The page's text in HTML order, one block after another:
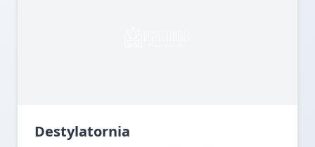
Destylatornia